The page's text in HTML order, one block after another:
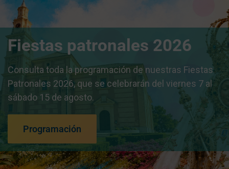
Fiestas patronales 2026
Consulta toda la programación de nuestras Fiestas
Patronales 2026, que se celebrarán del viernes 7 al
sábado 15 de agosto.
Programación